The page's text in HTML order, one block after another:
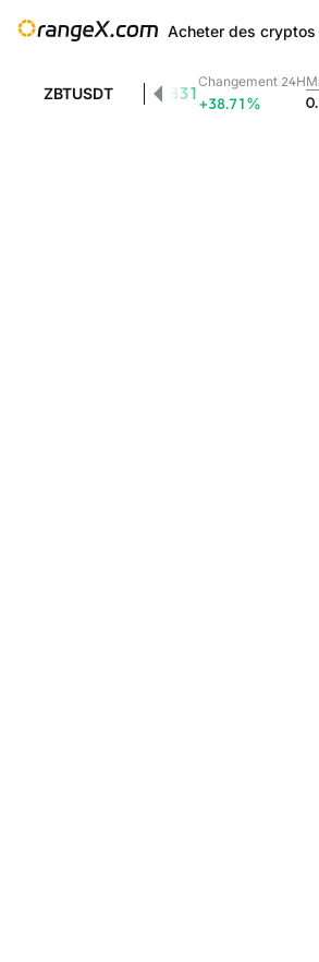
Acheter des cryptos
ZBTUSDT 0.1831
Changement 24H
+38.71%